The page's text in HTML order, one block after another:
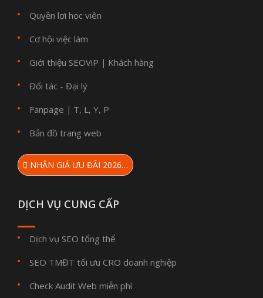
Quyền lợi học viên
Cơ hội việc làm
Giới thiệu SEOViP | Khách hàng
Đối tác - Đại lý
Fanpage | T, L, Y, P
Bản đồ trang web
NHẬN GIÁ ƯU ĐÃI 2026…
DỊCH VỤ CUNG CẤP
Dịch vụ SEO tổng thể
SEO TMĐT tối ưu CRO doanh nghiệp
Check Audit Web miễn phí